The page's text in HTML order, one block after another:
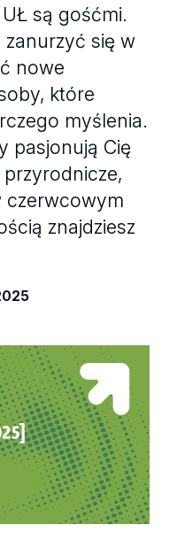
są gośćmi.
zanurzyć się w
nowe
które
myślenia.
pasjonują Cię
czerwcowym
znajdziesz